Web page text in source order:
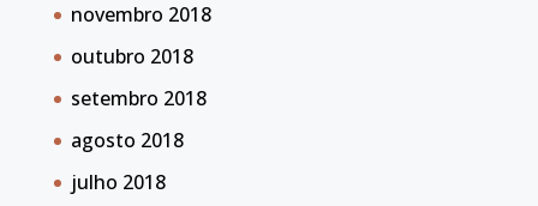
novembro 2018
outubro 2018
setembro 2018
agosto 2018
julho 2018